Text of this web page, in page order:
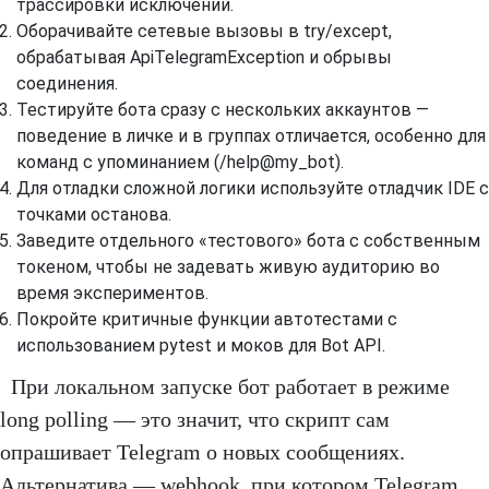
трассировки исключений.
Оборачивайте сетевые вызовы в try/except,
обрабатывая ApiTelegramException и обрывы
соединения.
Тестируйте бота сразу с нескольких аккаунтов —
поведение в личке и в группах отличается, особенно для
команд с упоминанием (/help@my_bot).
Для отладки сложной логики используйте отладчик IDE с
точками останова.
Заведите отдельного «тестового» бота с собственным
токеном, чтобы не задевать живую аудиторию во
время экспериментов.
Покройте критичные функции автотестами с
использованием pytest и моков для Bot API.
При локальном запуске бот работает в режиме
long polling — это значит, что скрипт сам
опрашивает Telegram о новых сообщениях.